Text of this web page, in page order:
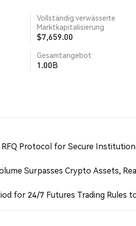
Vollständig verwässerte
Marktkapitalisierung
$7,659.00
Gesamtangebot
1.00B
Protocol for Secure
Surpasses Crypto Assets,
for 24/7 Futures Trading Rules